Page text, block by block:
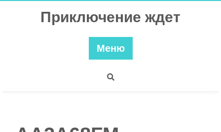
Приключение ждет
Меню